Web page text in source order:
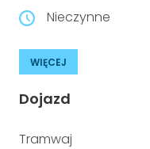
Nieczynne
WIĘCEJ
Dojazd
Tramwaj